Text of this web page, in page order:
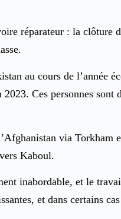
réparateur : la clôture
au cours de
Ces personnes
via
Kaboul.
inabordable, et le
et dans certains